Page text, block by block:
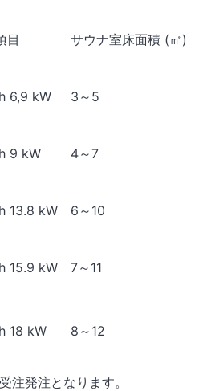
目 サウナ室床面積 (㎡)
6,9 kW 3～5
9 kW 4～7
13.8 kW 6～10
15.9 kW 7～11
18 kW 8～12
注発注となります。